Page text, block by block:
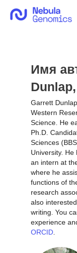
содержимому
Имя
Garrett
Western
Science. He
Ph.D.
Sciences
University.
an intern at
where he
functions of
research
also
writing. You
experience
ORCID